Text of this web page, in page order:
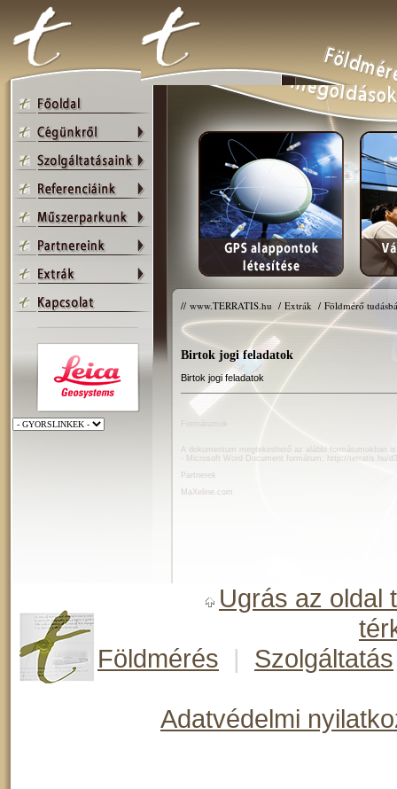
// www.TERRATIS.hu / Extrák / Földmérő
Birtok jogi feladatok
Birtok jogi feladatok
A dokumentum megtekinthető az alábbi formátumokban
- Microsoft Word Document formátum:
http://terratis.hu/
Partnerek
MaXeline.com
Ugrás az oldal
Földmérés
| Szolgáltatás
Adatvédelmi